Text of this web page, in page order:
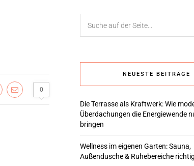
0
NEUESTE BEITRÄGE
Die Terrasse als Kraftwerk: Wie
Überdachungen die Energiewende
bringen
Wellness im eigenen Garten: Sauna,
Außendusche & Ruhebereiche